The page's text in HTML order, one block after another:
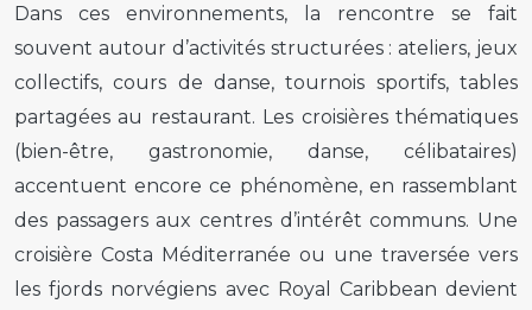
Dans ces environnements, la rencontre se fait
souvent autour d’activités structurées : ateliers, jeux
collectifs, cours de danse, tournois sportifs, tables
partagées au restaurant. Les croisières thématiques
(bien-être, gastronomie, danse, célibataires)
accentuent encore ce phénomène, en rassemblant
des passagers aux centres d’intérêt communs. Une
croisière Costa Méditerranée ou une traversée vers
les fjords norvégiens avec Royal Caribbean devient